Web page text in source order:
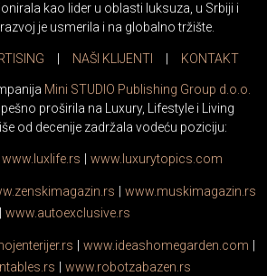
kao lider u oblasti luksuza, u Srbiji i
je usmerila i na globalno tržište.
NAŠI KLIJENTI KONTAKT
Mini STUDIO Publishing Group d.o.o.
proširila na Luxury, Lifestyle i Living
od decenije zadržala vodeću poziciju:
www. luxlife.rs www. luxurytopics.com
zenskimagazin.rs www.muskimagazin.rs
www.autoexclusive.rs
enterijer.rs www.ideashomegarden.com
.rs www.robotzabazen.rs